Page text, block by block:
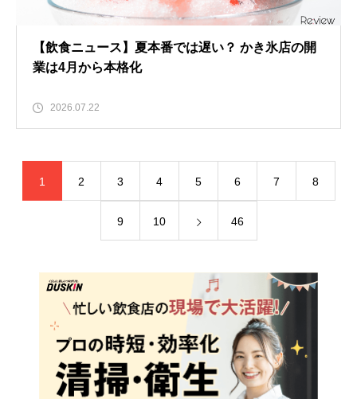
【飲食ニュース】夏本番では遅い？ かき氷店の開
業は4月から本格化
2026.07.22
1 2 3 4 5 6 7 8
9 10 46